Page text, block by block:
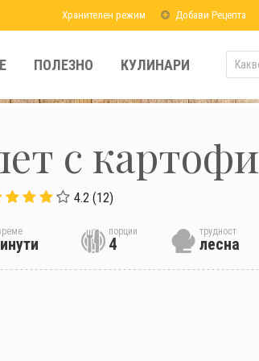
Хранителен режим Добави Рецепта
ПОЛЕЗНО КУЛИНАРИ
с картофи
4.2 (12)
порции
4
трудност
лесна